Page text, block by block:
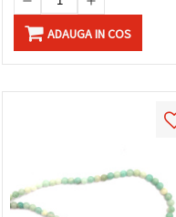
ADAUGA IN COS